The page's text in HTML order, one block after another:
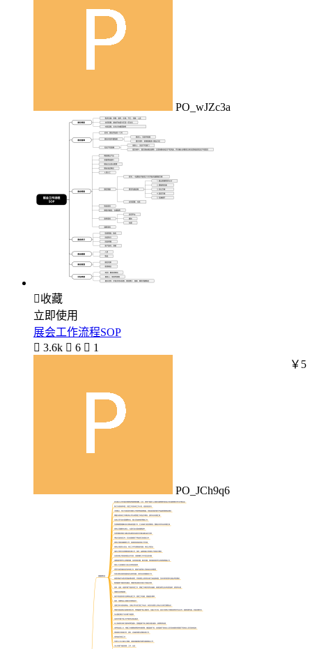
PO_wJZc3a
收藏
立即使用
展会工作流程SOP
 3.6k  6  1
PO_JCh9q6
￥5